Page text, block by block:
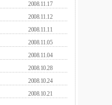
2008.11.17
2008.11.12
2008.11.11
2008.11.05
2008.11.04
2008.10.28
2008.10.24
2008.10.21